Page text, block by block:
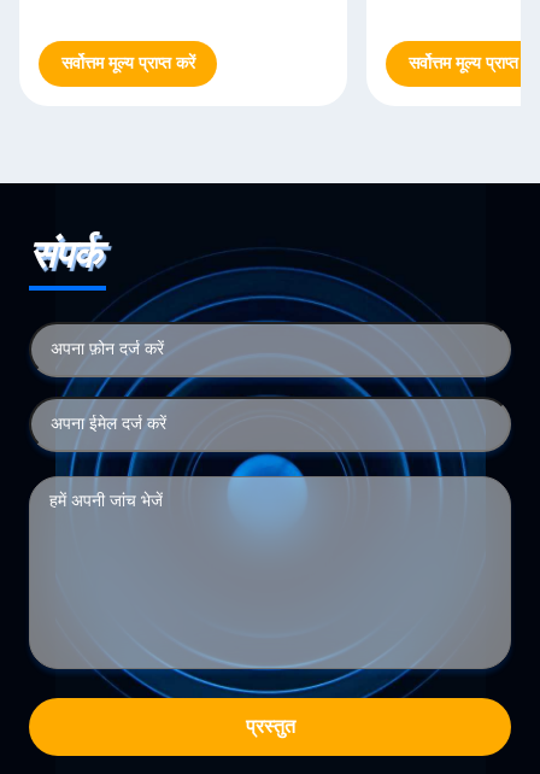
सर्वोत्तम मूल्य प्राप्त करें सर्वोत्तम मूल्य प्राप्त
संपर्क
प्रस्तुत